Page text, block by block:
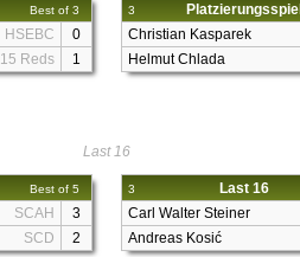
Best of 3
HSEBC
0
15 Reds 1
3 Platzierungsspiel
Christian Kasparek
Helmut Chlada
Last 16
Best of 5
SCAH
3
SCD 2
3 Last 16
Carl Walter Steiner
Andreas Kosić